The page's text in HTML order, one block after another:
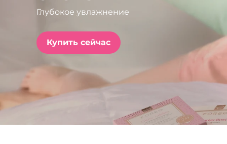
Глубокое увлажнение
Купить сейчас
issa™ Teeth Whitening Set
FAQ™ Dual LED Panel
ПОДАРКИ И НАБОРЫ